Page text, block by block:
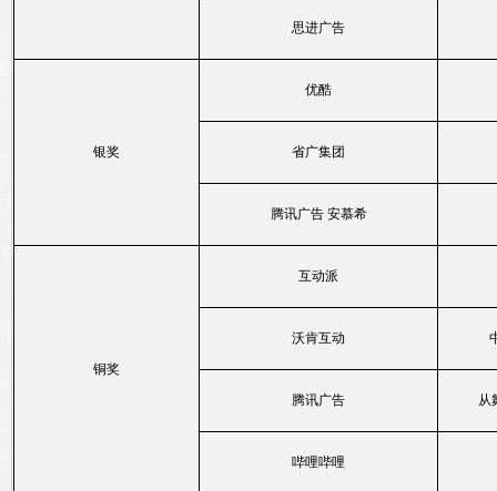
思进广告
银奖
优酷
省广集团
腾讯广告 安慕希
铜奖
互动派
沃肯互动
腾讯广告 从
哔哩哔哩